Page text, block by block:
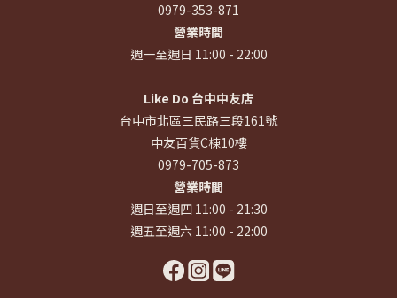
0979-353-871
營業時間
週一至週日 11:00 - 22:00
Like Do 台中中友店
台中市北區三民路三段161號
中友百貨C棟10樓
0979-705-873
營業時間
週日至週四 11:00 - 21:30
週五至週六 11:00 - 22:00